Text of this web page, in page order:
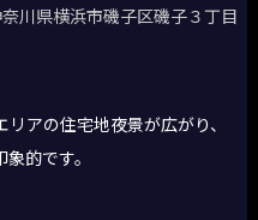
川県横浜市磯子区磯子３丁目
アの住宅地夜景が広がり、
的です。